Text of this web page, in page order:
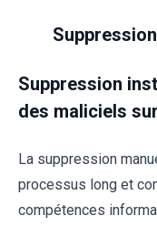
Suppression
des maliciels
La suppression
processus long et
compétences